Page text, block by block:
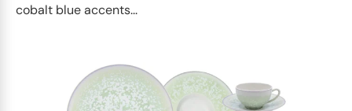
cobalt blue accents...